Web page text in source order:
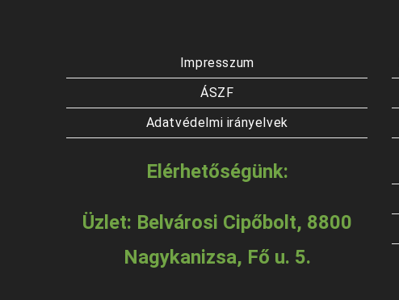
Impresszum
ÁSZF
Adatvédelmi irányelvek
Elérhetőségünk:
Üzlet: Belvárosi Cipőbolt, 8800
Nagykanizsa, Fő u. 5.